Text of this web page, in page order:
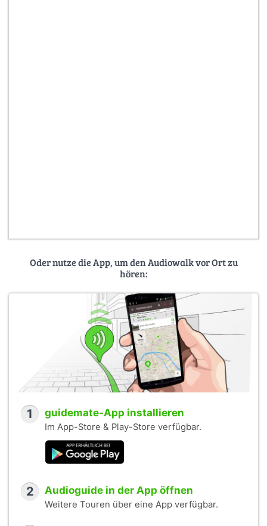
Oder nutze die App, um den Audiowalk vor Ort zu
hören:
1 guidemate-App installieren
Im App-Store & Play-Store verfügbar.
2 Audioguide in der App öffnen
Weitere Touren über eine App verfügbar.